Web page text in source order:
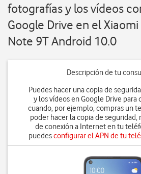
fotografías y los vídeos
Google Drive en el
Note 9T Android 10.0
Descripción de tu
Puedes hacer una copia de
y los vídeos en Google Drive para
cuando, por ejemplo, compras un
poder hacer la copia de seguridad,
de conexión a Internet en tu
puedesconfigurar el APN de tu